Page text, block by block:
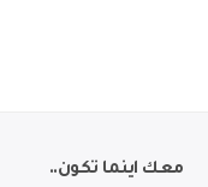
معك اينما تكون..